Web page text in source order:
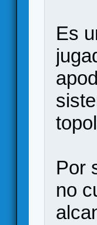
Es
Por
no